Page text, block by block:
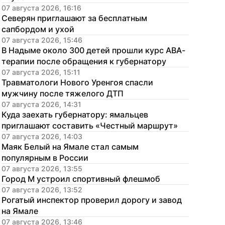
07 августа 2026, 16:16
Северян приглашают за бесплатным
сапбордом и ухой
07 августа 2026, 15:46
В Надыме около 300 детей прошли курс АВА-
терапии после обращения к губернатору
07 августа 2026, 15:11
Травматологи Нового Уренгоя спасли
мужчину после тяжелого ДТП
07 августа 2026, 14:31
Куда заехать губернатору: ямальцев
приглашают составить «Честный маршрут»
07 августа 2026, 14:03
Маяк Белый на Ямале стал самым
популярным в России
07 августа 2026, 13:55
Город М устроил спортивный флешмоб
07 августа 2026, 13:52
Рогатый инспектор проверил дорогу и завод
на Ямале
07 августа 2026, 13:46